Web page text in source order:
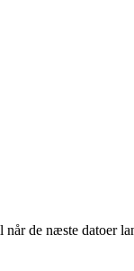
de næste datoer